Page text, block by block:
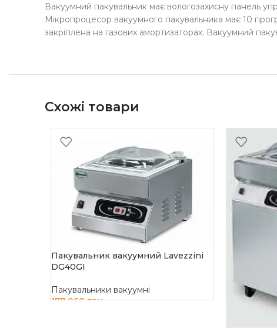
Вакуумний пакувальник має вологозахисну панель
Мікропроцесор вакуумного пакувальника має 10
закріплена на газових амортизаторах. Вакуумний
Схожі товари
Пакувальник вакуумний Lavezzini
DG40GI
Пакувальники вакуумні
177 060грн